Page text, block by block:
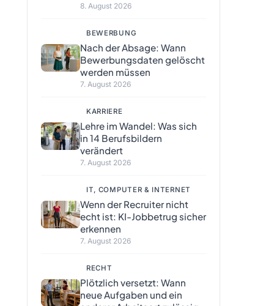
8. August 2026
BEWERBUNG
Nach der Absage: Wann
Bewerbungsdaten gelöscht
werden müssen
7. August 2026
KARRIERE
Lehre im Wandel: Was sich
in 14 Berufsbildern
verändert
7. August 2026
IT, COMPUTER & INTERNET
Wenn der Recruiter nicht
echt ist: KI-Jobbetrug sicher
erkennen
7. August 2026
RECHT
Plötzlich versetzt: Wann
neue Aufgaben und ein